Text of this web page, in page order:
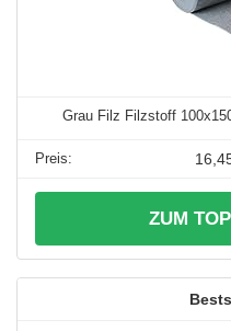
Grau Filz Filzstoff
ZUM